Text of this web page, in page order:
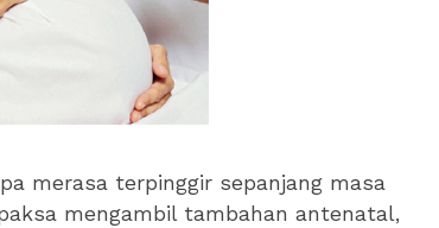
merasa terpinggir sepanjang masa
mengambil tambahan antenatal,